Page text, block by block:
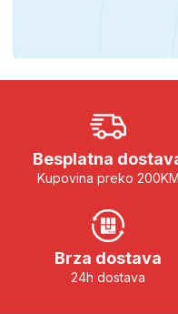
Besplatna
Kupovina preko 200KM
Brza dostava
24h dostava